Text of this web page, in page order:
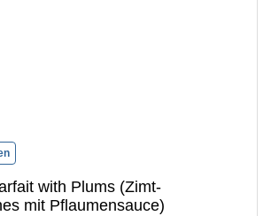
with Plums (Zimt-
mit Pflaumensauce)